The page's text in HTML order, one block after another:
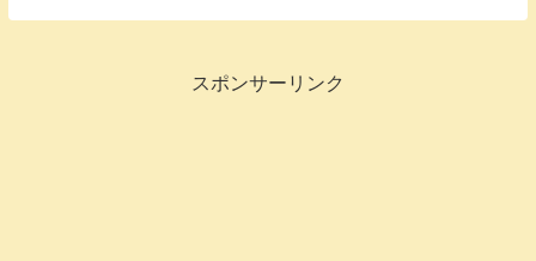
スポンサーリンク